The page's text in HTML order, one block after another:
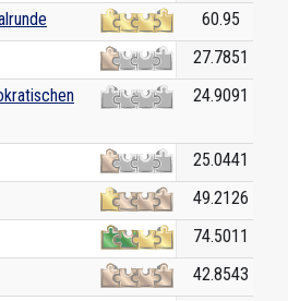
60.95
27.7851
24.9091
25.0441
49.2126
74.5011
42.8543